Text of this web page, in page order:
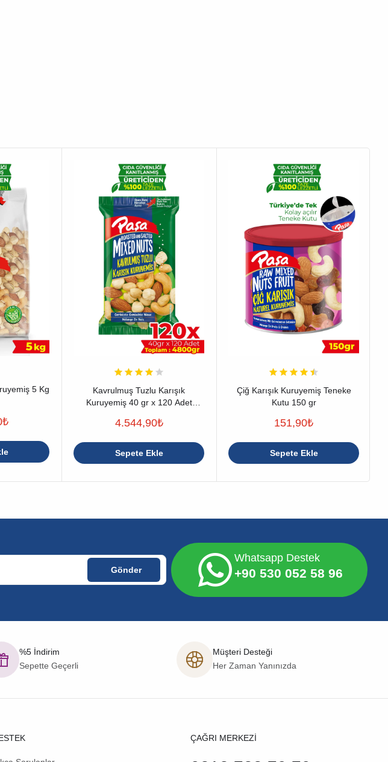
5 Kg
₺
Kavrulmuş Tuzlu Karışık
Kuruyemiş 40 gr x 120 Adet
4.544,90₺
Sepete Ekle
Çiğ Karışık Kuruyemiş Teneke
Kutu 150 gr
151,90₺
Sepete Ekle
Whatsapp Destek
+90 530 052 58 96
%5 İndirim
Sepette Geçerli
Müşteri Desteği
Her Zaman Yanınızda
ÇAĞRI MERKEZİ